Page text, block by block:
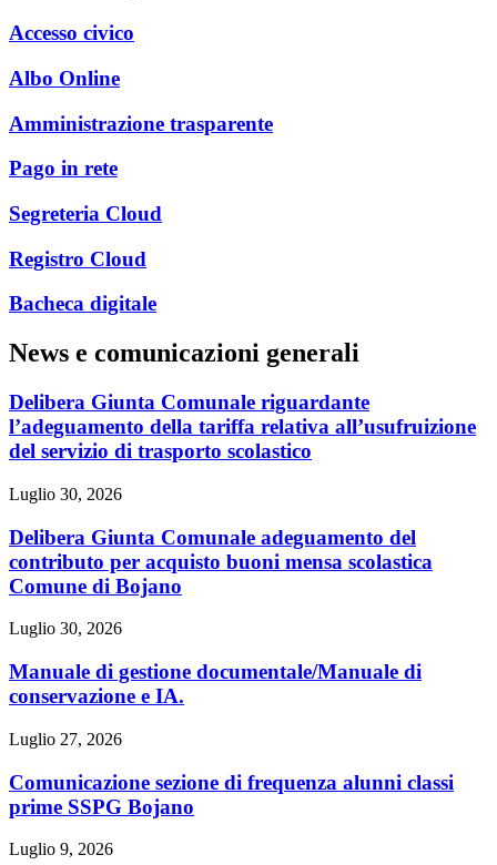
Accesso civico
Albo Online
Amministrazione trasparente
Pago in rete
Segreteria Cloud
Registro Cloud
Bacheca digitale
News e comunicazioni generali
Delibera Giunta Comunale riguardante
l’adeguamento della tariffa relativa all’usufruizione
del servizio di trasporto scolastico
Luglio 30, 2026
Delibera Giunta Comunale adeguamento del
contributo per acquisto buoni mensa scolastica
Comune di Bojano
Luglio 30, 2026
Manuale di gestione documentale/Manuale di
conservazione e IA.
Luglio 27, 2026
Comunicazione sezione di frequenza alunni classi
prime SSPG Bojano
Luglio 9, 2026